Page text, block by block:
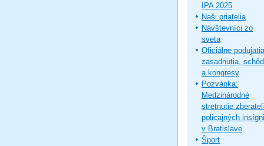
IPA 2025
Naši priatelia
Návštevníci zo
sveta
Oficiálne
zasadnutia,
a kongresy
Pozvánka:
Medzinárodné
stretnutie
policajných
v Bratislave
Šport